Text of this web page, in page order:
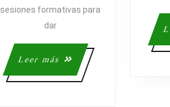
sesiones formativas para
dar
Leer más
Leer
más